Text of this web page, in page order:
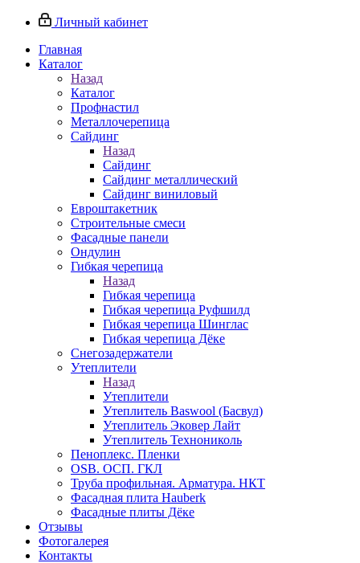
Личный кабинет
Главная
Каталог
Назад
Каталог
Профнастил
Металлочерепица
Сайдинг
Назад
Сайдинг
Сайдинг металлический
Сайдинг виниловый
Евроштакетник
Строительные смеси
Фасадные панели
Ондулин
Гибкая черепица
Назад
Гибкая черепица
Гибкая черепица Руфшилд
Гибкая черепица Шинглас
Гибкая черепица Дёке
Снегозадержатели
Утеплители
Назад
Утеплители
Утеплитель Baswool (Басвул)
Утеплитель Эковер Лайт
Утеплитель Технониколь
Пеноплекс. Пленки
OSB. ОСП. ГКЛ
Труба профильная. Арматура. НКТ
Фасадная плита Hauberk
Фасадные плиты Дёке
Отзывы
Фотогалерея
Контакты